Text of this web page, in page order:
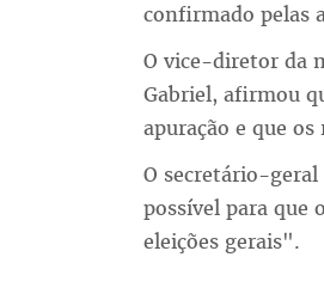
confirmado pelas
O vice-diretor da
Gabriel, afirmou
apuração e que
O secretário-
possível para que
eleições gerais".